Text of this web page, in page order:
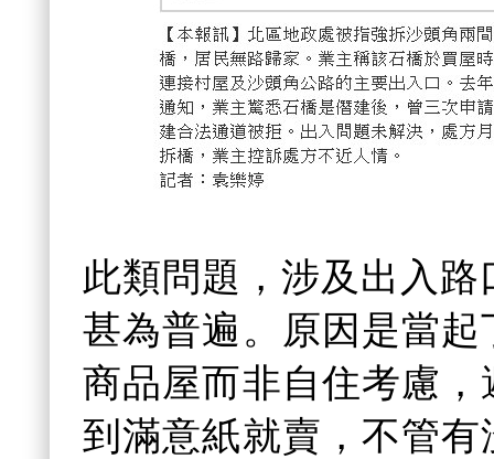
此類問題，涉及出入
甚為普遍。原因是當
商品屋而非自住考慮
到滿意紙就賣，不管